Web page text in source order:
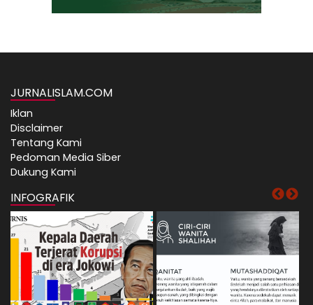
JURNALISLAM.COM
Iklan
Disclaimer
Tentang Kami
Pedoman Media Siber
Dukung Kami
INFOGRAFIK